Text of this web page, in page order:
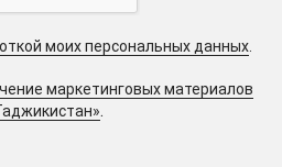
моих персональных данных.
маркетинговых материалов
.